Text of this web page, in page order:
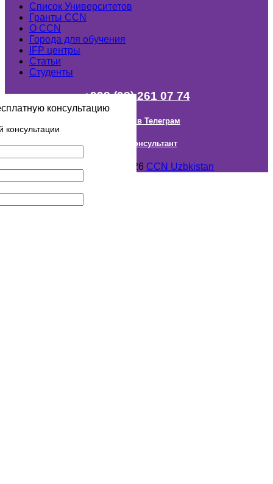
Список Университетов
Гранты ССN
О ССN
Города для обучения
IFP центры
Статьи
Студенты
+998 (98) 261 07 74
Наш канал в Телеграм
Онлайн Консультант
Авторское право © 2018- 2026 CCN Uzbkistan
консультацию
консультации